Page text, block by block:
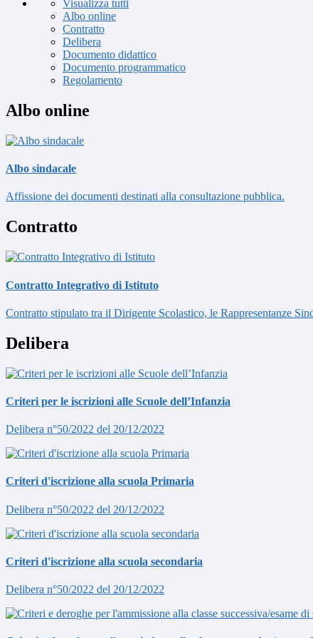
Visualizza tutti
Albo online
Contratto
Delibera
Documento didattico
Documento programmatico
Regolamento
Albo online
Albo sindacale
Affissione dei documenti destinati alla consultazione pubblica.
Contratto
Contratto Integrativo di Istituto
Contratto stipulato tra il Dirigente Scolastico, le Rappresentanze
Delibera
Criteri per le iscrizioni alle Scuole dell’Infanzia
Delibera n°50/2022 del 20/12/2022
Criteri d'iscrizione alla scuola Primaria
Delibera n°50/2022 del 20/12/2022
Criteri d'iscrizione alla scuola secondaria
Delibera n°50/2022 del 20/12/2022